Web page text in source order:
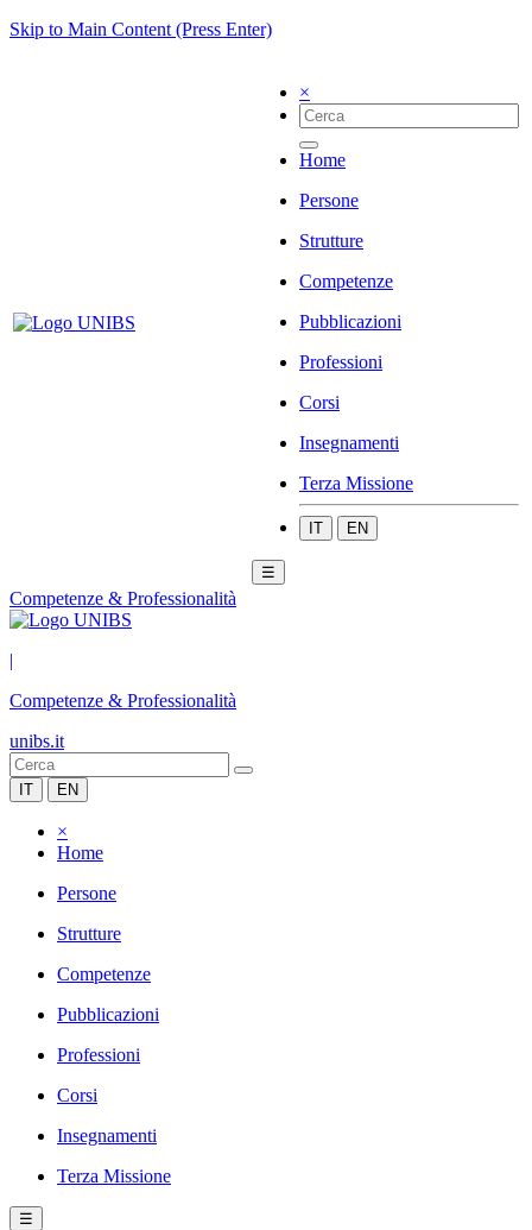
Skip to Main Content (Press Enter)
×
Home
Persone
Strutture
Competenze
Pubblicazioni
Professioni
Corsi
Insegnamenti
Terza Missione
IT EN
☰
Competenze & Professionalità
|
Competenze & Professionalità
unibs.it
IT EN
×
Home
Persone
Strutture
Competenze
Pubblicazioni
Professioni
Corsi
Insegnamenti
Terza Missione
☰